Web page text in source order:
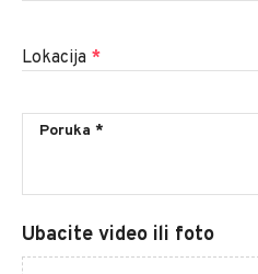
Lokacija *
Ubacite video ili foto